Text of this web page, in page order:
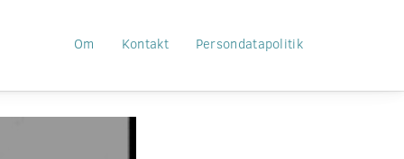
Om Kontakt Persondatapolitik